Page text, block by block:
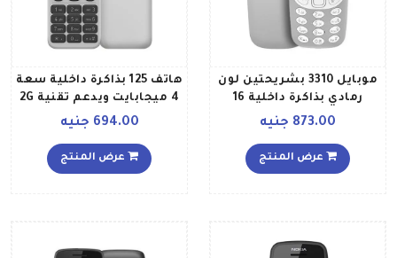
موبايل 3310 بشريحتين لون
رمادي بذاكرة داخلية 16
ميجابايت يدعم تقنية 2G
873.00 جنيه
عرض المنتج
هاتف 125 بذاكرة داخلية سعة
4 ميجابايت ويدعم تقنية 2G
إصدار 2020، لون أبيض694.00 جنيه
عرض المنتج